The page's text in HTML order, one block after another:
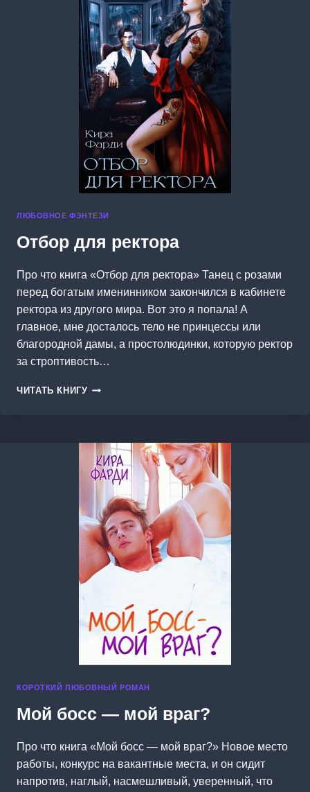
ЛЮБОВНОЕ ФЭНТЕЗИ
Отбор для ректора
Про что книга «Отбор для ректора» Танец с розами
перед богатым именинником закончился в кабинете
ректора из другого мира. Вот это я попала! А
главное, мне досталось тело не принцессы или
благородной дамы, а простолюдинки, которую ректор
за строптивость…
ЧИТАТЬ КНИГУ ОТБОР
КОРОТКИЙ ЛЮБОВНЫЙ РОМАН
Мой босс — мой враг?
Про что книга «Мой босс — мой враг?» Новое место
работы, конкурс на вакантные места, и он сидит
напротив, наглый, насмешливый, уверенный, что